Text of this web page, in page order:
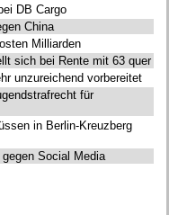
DB Cargo
China
Milliarden
sich bei Rente mit 63 quer
unzureichend vorbereitet
für
in Berlin-Kreuzberg
Social Media